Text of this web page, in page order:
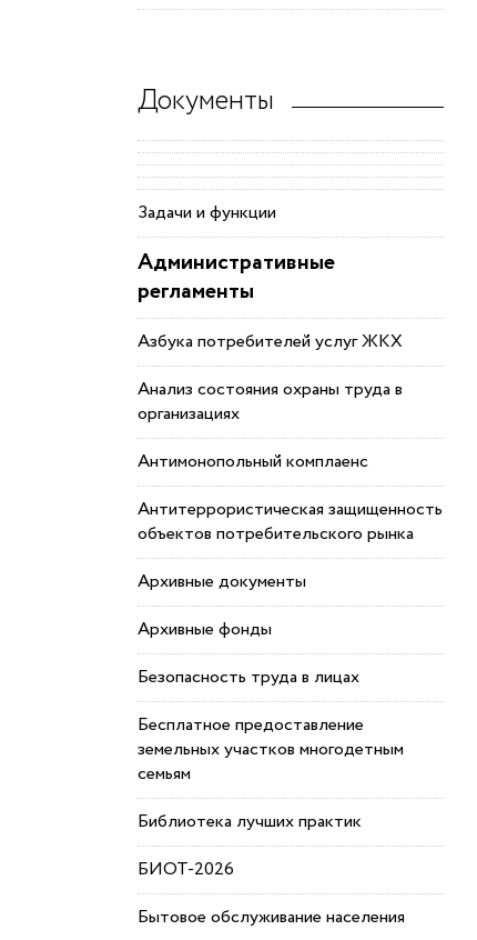
Документы
Задачи и функции
Административные
регламенты
Азбука потребителей услуг ЖКХ
Анализ состояния охраны труда в
организациях
Антимонопольный комплаенс
Антитеррористическая защищенность
объектов потребительского рынка
Архивные документы
Архивные фонды
Безопасность труда в лицах
Бесплатное предоставление
земельных участков многодетным
семьям
Библиотека лучших практик
БИОТ-2026
Бытовое обслуживание населения